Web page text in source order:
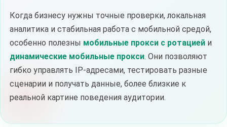
Когда бизнесу нужны точные проверки, локальная
аналитика и стабильная работа с мобильной средой,
особенно полезны мобильные прокси с ротацией и
динамические мобильные прокси. Они позволяют
гибко управлять IP-адресами, тестировать разные
сценарии и получать данные, более близкие к
реальной картине поведения аудитории.